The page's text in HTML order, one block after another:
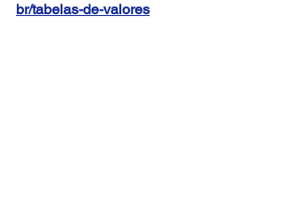
br/tabelas-de-valores